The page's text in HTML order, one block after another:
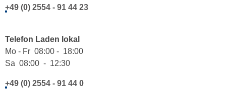
+49 (0) 2554 - 91 44 23
Telefon Laden lokal
Mo - Fr 08:00 - 18:00
Sa 08:00 - 12:30
+49 (0) 2554 - 91 44 0